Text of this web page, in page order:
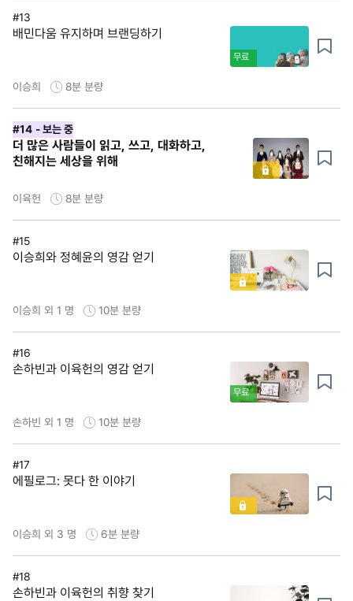
#13
배민다움 유지하며 브랜딩하기
무료
이승희 8분 분량
#14 - 보는 중
더 많은 사람들이 읽고, 쓰고, 대화하고,
친해지는 세상을 위해
이육헌 8분 분량
#15
이승희와 정혜윤의 영감 얻기
이승희 외 1 명 10분 분량
#16
손하빈과 이육헌의 영감 얻기
무료
손하빈 외 1 명 10분 분량
#17
에필로그: 못다 한 이야기
이승희 외 3 명 6분 분량
#18
손하빈과 이육헌의 취향 찾기